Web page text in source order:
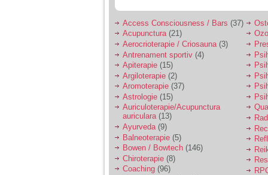
Ma aflu aici pentru ca
vreau sa stiu daca am
nevoie de un psiholog
sau psihiatru.
Sunt casatorita, am
31 de ani si un copil in
varsta de 2 ani care
mi-e lumina ochilor.
De ceva timp simt ca
mi s-a adunat
oboseala, o oboseala
cronica de care nu pot
scapa si simt ca din
Access Consciousness / Bars (37)
Acupunctura(21)
Aerocrioterapie / Criosauna (3)
Antrenament sportiv (4)
Apiterapie (15)
Argiloterapie (2)
Aromoterapie (37)
Astrologie (15)
Auriculoterapie/Acupunctura
auriculara(13)
Ayurveda(9)
Balneoterapie (5)
Bowen / Bowtech (146)
Chiroterapie (8)
Coaching (96)